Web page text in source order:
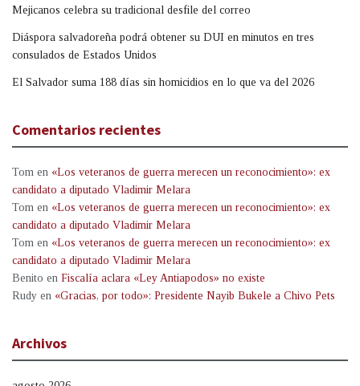
Mejicanos celebra su tradicional desfile del correo
Diáspora salvadoreña podrá obtener su DUI en minutos en tres
consulados de Estados Unidos
El Salvador suma 188 días sin homicidios en lo que va del 2026
Comentarios recientes
Tom en «Los veteranos de guerra merecen un reconocimiento»: ex
candidato a diputado Vladimir Melara
Tom en «Los veteranos de guerra merecen un reconocimiento»: ex
candidato a diputado Vladimir Melara
Tom en «Los veteranos de guerra merecen un reconocimiento»: ex
candidato a diputado Vladimir Melara
Benito en Fiscalía aclara «Ley Antiapodos» no existe
Rudy en «Gracias, por todo»: Presidente Nayib Bukele a Chivo Pets
Archivos